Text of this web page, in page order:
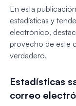
En esta
estadísticas y
electrónico,
provecho de este
verdadero.
Estadísticas
correo